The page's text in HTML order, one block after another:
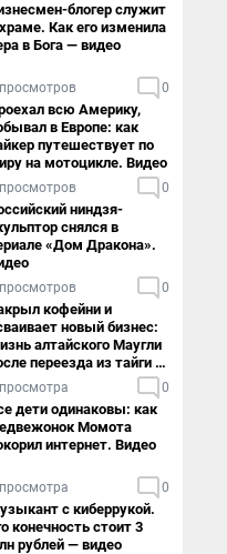
блогер служит
Как его изменила
в Бога — видео
0
всю Америку,
в Европе: как
путешествует по
на мотоцикле. Видео
0
ниндзя-
снялся в
«Дом Дракона».
0
кофейни и
новый бизнес:
алтайского Маугли
переезда из тайги в
0
дети одинаковы: как
Момота
интернет. Видео
0
с киберрукой.
конечность стоит 3
рублей — видео